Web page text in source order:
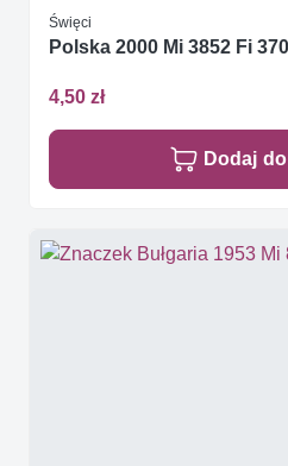
Święci
Polska 2000 Mi 3852 Fi
4,50 zł
Dodaj